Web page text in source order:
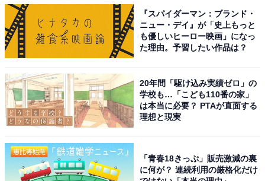
『スパイダーマン：ブランド・
ニュー・デイ』が「史上もっと
も優しいヒーロー映画」になっ
た理由。予習したい作品は？
20年間「駆け込み実績ゼロ」の
学校も…「こども110番の家」
は本当に必要？ PTAが直面する
理想と現実
「青春18きっぷ」販売激減の裏
に何が？ 連続利用の厳格化だけ